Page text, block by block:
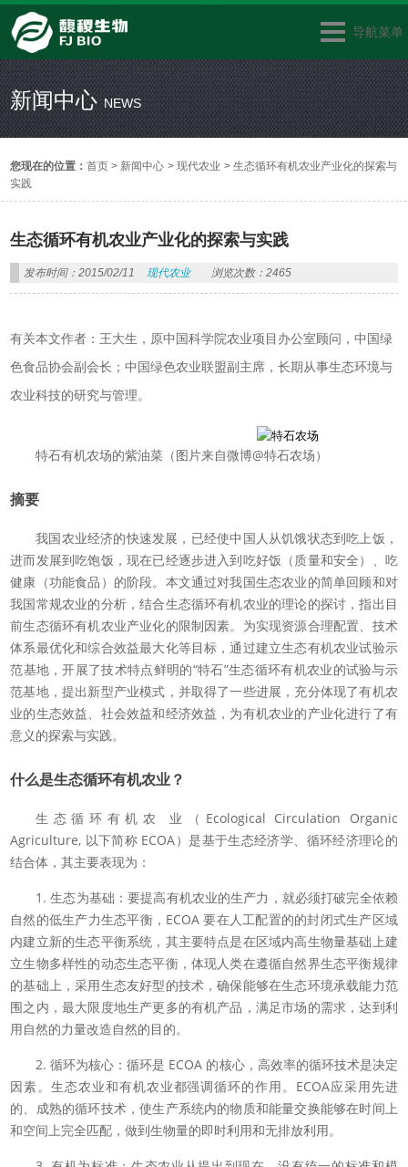
导航菜单
新闻中心NEWS
您现在的位置：首页 > 新闻中心 >现代农业 >生态循环有机农业产业化的探索与
实践
生态循环有机农业产业化的探索与实践
发布时间：2015/02/11 现代农业 浏览次数：2465
有关本文作者：王大生，原中国科学院农业项目办公室顾问，中国绿
色食品协会副会长；中国绿色农业联盟副主席，长期从事生态环境与
农业科技的研究与管理。
特石有机农场的紫油菜（图片来自微博@特石农场）
摘要
我国农业经济的快速发展，已经使中国人从饥饿状态到吃上饭，
进而发展到吃饱饭，现在已经逐步进入到吃好饭（质量和安全）、吃
健康（功能食品）的阶段。本文通过对我国生态农业的简单回顾和对
我国常规农业的分析，结合生态循环有机农业的理论的探讨，指出目
前生态循环有机农业产业化的限制因素。为实现资源合理配置、技术
体系最优化和综合效益最大化等目标，通过建立生态有机农业试验示
范基地，开展了技术特点鲜明的“特石”生态循环有机农业的试验与示
范基地，提出新型产业模式，并取得了一些进展，充分体现了有机农
业的生态效益、社会效益和经济效益，为有机农业的产业化进行了有
意义的探索与实践。
什么是生态循环有机农业？
生态循环有机农 业（Ecological Circulation Organic
Agriculture, 以下简称 ECOA）是基于生态经济学、循环经济理论的
结合体，其主要表现为：
1. 生态为基础：要提高有机农业的生产力，就必须打破完全依赖
自然的低生产力生态平衡，ECOA 要在人工配置的的封闭式生产区域
内建立新的生态平衡系统，其主要特点是在区域内高生物量基础上建
立生物多样性的动态生态平衡，体现人类在遵循自然界生态平衡规律
的基础上，采用生态友好型的技术，确保能够在生态环境承载能力范
围之内，最大限度地生产更多的有机产品，满足市场的需求，达到利
用自然的力量改造自然的目的。
2. 循环为核心：循环是 ECOA 的核心，高效率的循环技术是决定
因素。生态农业和有机农业都强调循环的作用。ECOA应采用先进
的、成熟的循环技术，使生产系统内的物质和能量交换能够在时间上
和空间上完全匹配，做到生物量的即时利用和无排放利用。